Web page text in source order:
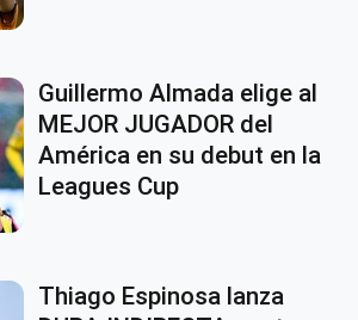
Guillermo Almada elige al
MEJOR JUGADOR del
América en su debut en la
Leagues Cup
Thiago Espinosa lanza